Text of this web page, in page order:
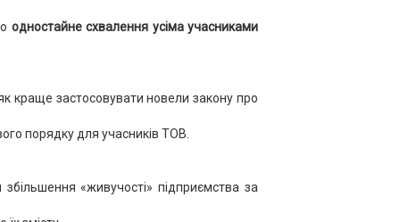
одностайне схвалення усіма учасниками
краще застосовувати новели закону про
порядку для учасників ТОВ.
«живучості» підприємства за